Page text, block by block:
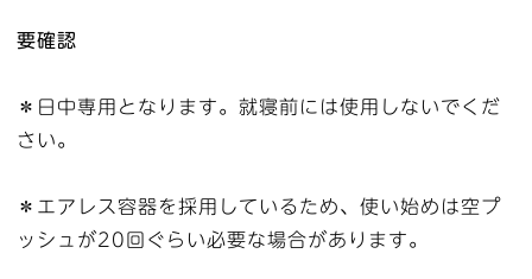
要確認
＊日中専用となります。就寝前には使用しないでくだ
さい。
＊エアレス容器を採用しているため、使い始めは空プ
ッシュが20回ぐらい必要な場合があります。